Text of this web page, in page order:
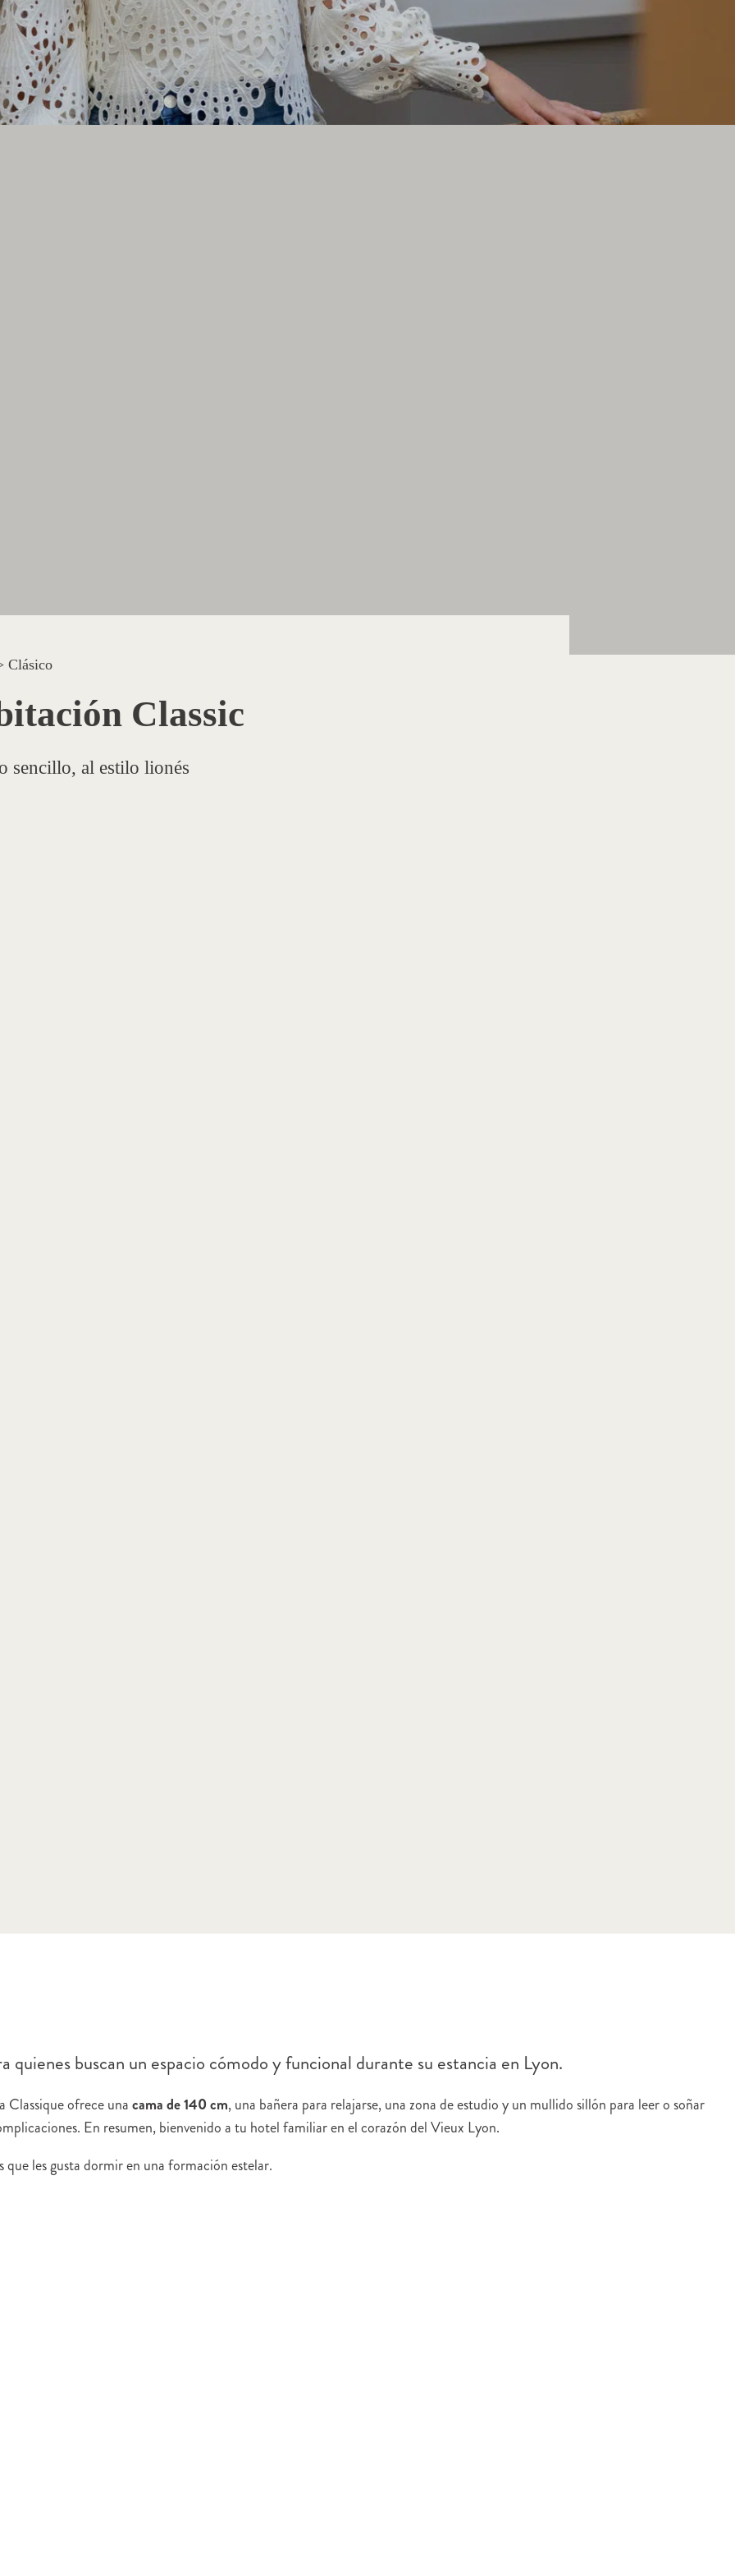
Clásico
Classic
sencillo, al estilo lionés
quienes buscan un espacio cómodo y funcional durante su estancia en Lyon.
ofrece unacama de 140 cm, una bañera para relajarse, una zona de estudio y un mullido sillón para leer o soñar
En resumen, bienvenido a tu hotel familiar en el corazón del Vieux Lyon.
que les gusta dormir en una formación estelar.